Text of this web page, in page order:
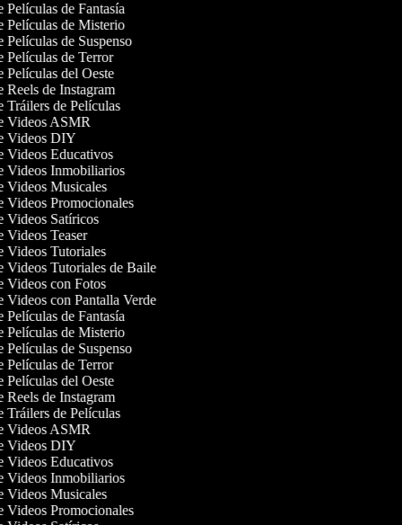
Películas de Fantasía
Películas de Misterio
Películas de Suspenso
Películas de Terror
Películas del Oeste
Reels de Instagram
Tráilers de Películas
Videos ASMR
Videos DIY
Videos Educativos
Videos Inmobiliarios
Videos Musicales
Videos Promocionales
Videos Satíricos
Videos Teaser
Videos Tutoriales
Videos Tutoriales de Baile
Videos con Fotos
Videos con Pantalla Verde
Películas de Fantasía
Películas de Misterio
Películas de Suspenso
Películas de Terror
Películas del Oeste
Reels de Instagram
Tráilers de Películas
Videos ASMR
Videos DIY
Videos Educativos
Videos Inmobiliarios
Videos Musicales
Videos Promocionales